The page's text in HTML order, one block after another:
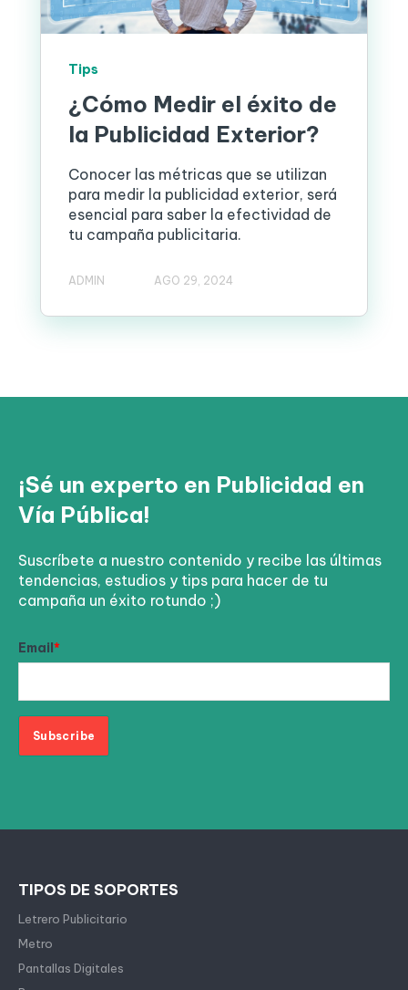
Tips
¿Cómo Medir el éxito de
la Publicidad Exterior?
Conocer las métricas que se utilizan
para medir la publicidad exterior, será
esencial para saber la efectividad de
tu campaña publicitaria.
ADMIN AGO 29, 2024
¡Sé un experto en Publicidad en
Vía Pública!
Suscríbete a nuestro contenido y recibe las últimas
tendencias, estudios y tips para hacer de tu
campaña un éxito rotundo ;)
Email*
TIPOS DE SOPORTES
Letrero Publicitario
Metro
Pantallas Digitales